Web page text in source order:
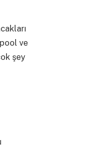
ve
şey